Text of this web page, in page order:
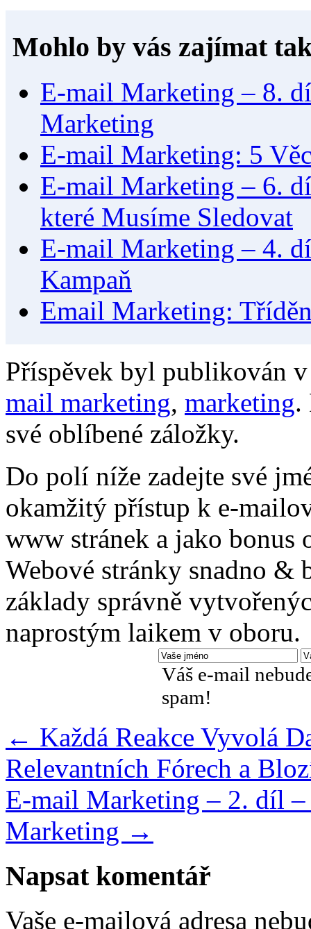
Mohlo by vás zajímat
E-mail Marketing – 8.
Marketing
E-mail Marketing: 5
E-mail Marketing – 6.
které Musíme Sledovat
E-mail Marketing – 4.
Kampaň
Email Marketing:
Příspěvek byl publikován
mail marketing, marketing.
své oblíbené záložky.
Do polí níže zadejte své
okamžitý přístup k e-
www stránek a jako
Webové stránky snadno &
základy správně
naprostým laikem v oboru.
Váš e-mail
spam!
← Každá Reakce Vyvolá
Relevantních Fórech a
E-mail Marketing – 2. díl
Marketing →
Napsat komentář
Vaše e-mailová adresa